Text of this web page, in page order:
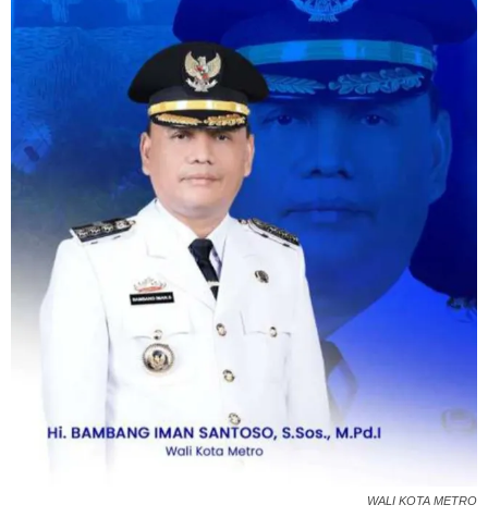
WALI KOTA METRO